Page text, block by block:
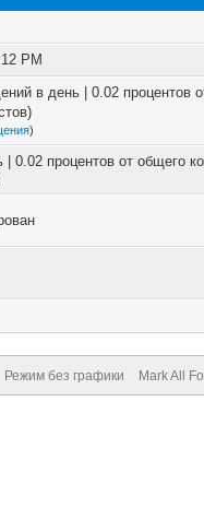
PM
в день | 0.02 процентов
)
| 0.02 процентов от общего
Режим без графики Mark All